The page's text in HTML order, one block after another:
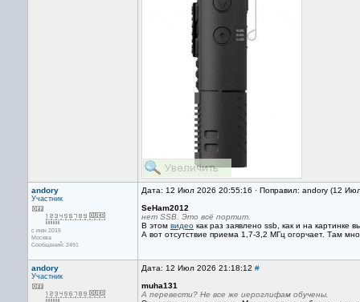
andory
Участник
с июн 2015
Москва
Сообщений: 2491
Дата: 12 Июл 2026 20:55:16 · Поправил: andory (12
SeHam2012
нет SSB. Это всё портит.
В этом видео как раз заявлено ssb, как и на картинке
А вот отсутствие приема 1,7-3,2 МГц огорчает. Там
andory
Участник
Дата: 12 Июл 2026 21:18:12 #
muha131
А перевести? Не все же иероглифам обучены.